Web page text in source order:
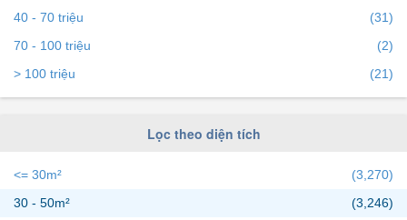
40 - 70 triệu
(31)
70 - 100 triệu
(2)
> 100 triệu
(21)
Lọc theo diện tích
<= 30m²
(3,270)
30 - 50m²
(3,246)